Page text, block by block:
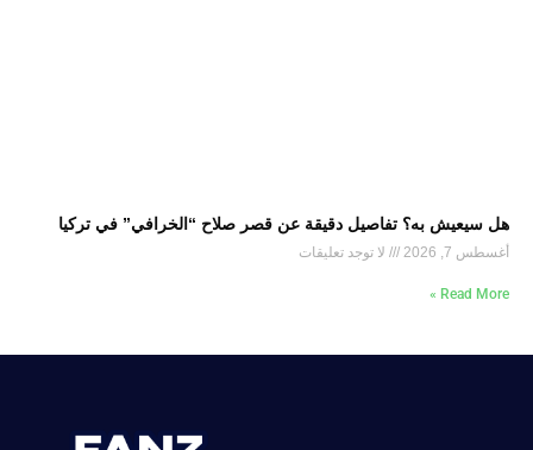
هل سيعيش به؟ تفاصيل دقيقة عن قصر صلاح “الخرافي” في تركيا
أغسطس 7, 2026 لا توجد تعليقات
Read More »